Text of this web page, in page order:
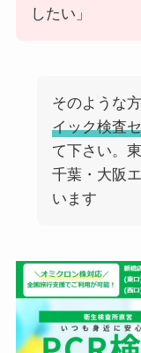
したい」
そのような方
イック検査
て下さい。
千葉・大阪
います